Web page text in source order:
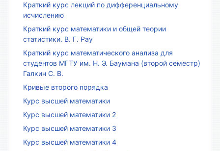
Краткий курс лекций по дифференциальному
исчислению
Краткий курс математики и общей теории
статистики. В. Г. Рау
Краткий курс математического анализа для
студентов МГТУ им. Н. Э. Баумана (второй семестр)
Галкин С. В.
Кривые второго порядка
Курс высшей математики
Курс высшей математики 2
Курс высшей математики 3
Курс высшей математики 4